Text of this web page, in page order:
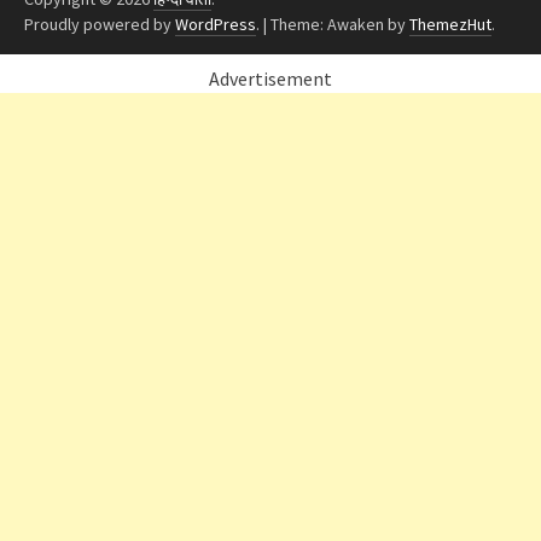
Proudly powered byWordPress. | Theme: Awaken byThemezHut.
Advertisement